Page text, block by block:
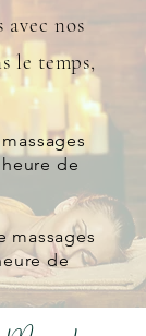
avec nos
le temps,
de
massages
de